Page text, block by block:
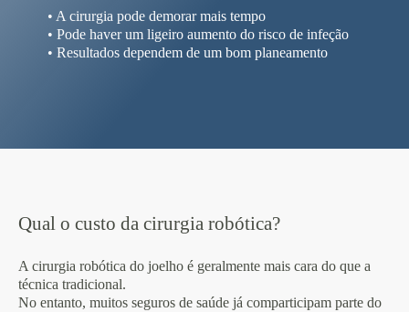
• A cirurgia pode demorar mais tempo
• Pode haver um ligeiro aumento do risco de infeção
• Resultados dependem de um bom planeamento
Qual o custo da cirurgia robótica?
A cirurgia robótica do joelho é geralmente mais cara do que a
técnica tradicional.
No entanto, muitos seguros de saúde já comparticipam parte do